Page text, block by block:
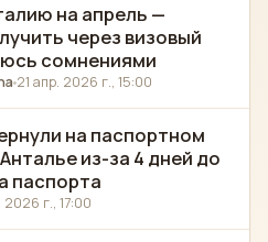
на апрель —
через визовый
сомнениями
21 апр. 2026 г., 15:00
на паспортном
из-за 4 дней до
паспорта
2026 г., 17:00